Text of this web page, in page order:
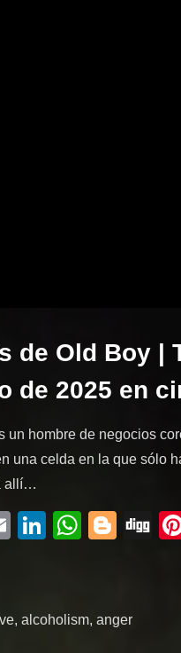
de Old Boy |
de 2025 en
un hombre de negocios
una celda en la que sólo
allí…
EmailLinkedIn
,alcoholism,anger